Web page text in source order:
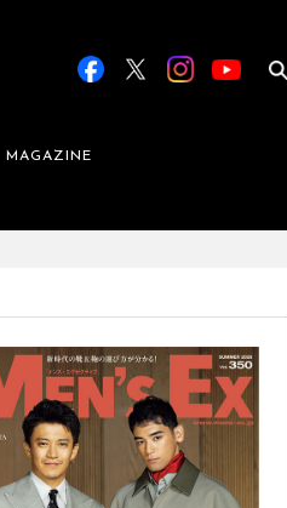
MAGAZINE